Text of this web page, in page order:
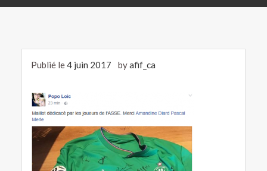
Publié le4 juin 2017 byafif_ca